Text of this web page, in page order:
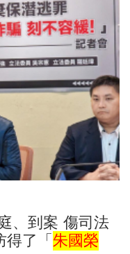
榮財務長，「是個跟特偵
計師。」柯文哲和民眾
事，將款項自行調節到廠
受辱，發聲明反擊民眾
他。」民眾黨內部人士
正究竟是何許人也？他畢
業家班、台大以及美國卓
是精華會計師事務所執業
，更曾經被柯文哲指派到
，也曾是民眾黨中央委
司法見」，也是源自於
裁人名冊資料，端木正
灣省會計師公會法規委
委員會執行長。相關人
相關法規非常嫻熟，也
而退。
、到案 傷司法
了「 朱國榮